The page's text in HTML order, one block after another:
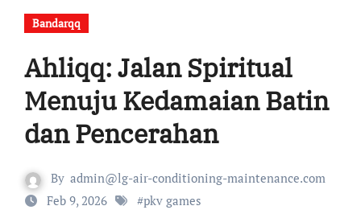
Bandarqq
Ahliqq: Jalan Spiritual
Menuju Kedamaian Batin
dan Pencerahan
By admin@lg-air-conditioning-maintenance.com
Feb 9, 2026
#pkv games